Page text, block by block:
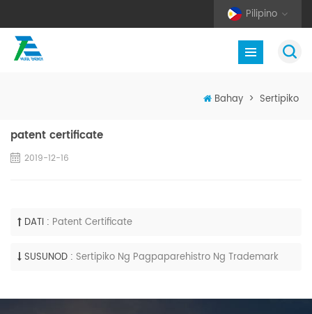
Pilipino
Bahay > Sertipiko
patent certificate
2019-12-16
DATI : Patent Certificate
SUSUNOD : Sertipiko Ng Pagpaparehistro Ng Trademark